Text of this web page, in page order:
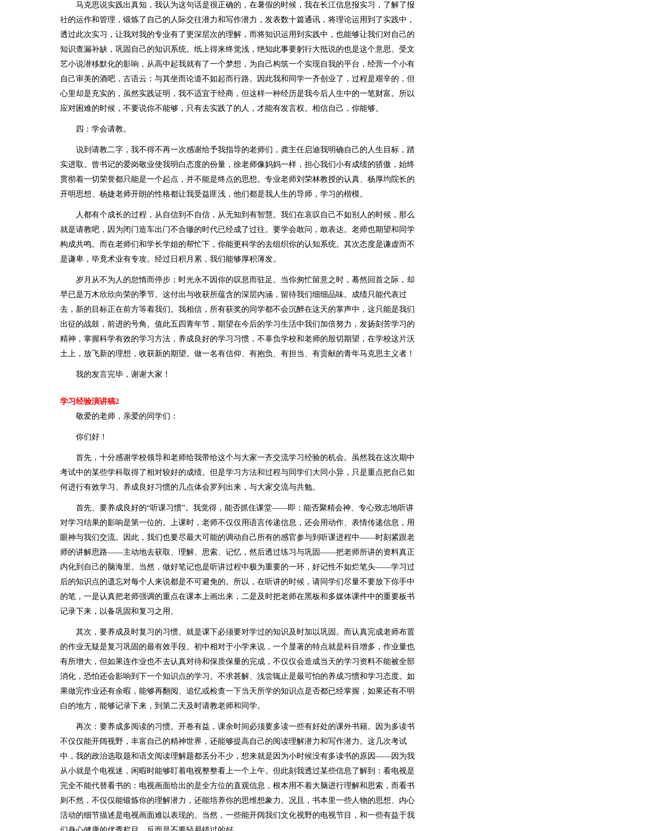
马克思说实践出真知，我认为这句话是很正确的，在暑假的时候，我在长江信息报实习，了解了报
社的运作和管理，锻炼了自己的人际交往潜力和写作潜力，发表数十篇通讯，将理论运用到了实践中，
透过此次实习，让我对我的专业有了更深层次的理解，而将知识运用到实践中，也能够让我们对自己的
知识查漏补缺，巩固自己的知识系统。纸上得来终觉浅，绝知此事要躬行大抵说的也是这个意思。受文
艺小说潜移默化的影响，从高中起我就有了一个梦想，为自己构筑一个实现自我的平台，经营一个小有
自己审美的酒吧，古语云：与其坐而论道不如起而行路。因此我和同学一齐创业了，过程是艰辛的，但
心里却是充实的，虽然实践证明，我不适宜于经商，但这样一种经历是我今后人生中的一笔财富。所以
应对困难的时候，不要说你不能够，只有去实践了的人，才能有发言权。相信自己，你能够。
四：学会请教。
说到请教二字，我不得不再一次感谢给予我指导的老师们，龚主任启迪我明确自己的人生目标，踏
实进取。曾书记的爱岗敬业使我明白态度的份量，徐老师像妈妈一样，担心我们小有成绩的骄傲，始终
贯彻着一切荣誉都只能是一个起点，并不能是终点的思想。专业老师刘荣林教授的认真、杨厚均院长的
开明思想、杨婕老师开朗的性格都让我受益匪浅，他们都是我人生的导师，学习的楷模。
人都有个成长的过程，从自信到不自信，从无知到有智慧。我们在哀叹自己不如别人的时候，那么
就是请教吧，因为闭门造车出门不合辙的时代已经成了过往。要学会敢问，敢表达。老师也期望和同学
构成共鸣。而在老师们和学长学姐的帮忙下，你能更科学的去组织你的认知系统。其次态度是谦虚而不
是谦卑，毕竟术业有专攻。经过日积月累，我们能够厚积薄发。
岁月从不为人的怠惰而停步；时光永不因你的叹息而驻足。当你匆忙留意之时，蓦然回首之际，却
早已是万木欣欣向荣的季节。这付出与收获所蕴含的深层内涵，留待我们细细品味。成绩只能代表过
去，新的目标正在前方等着我们。我相信，所有获奖的同学都不会沉醉在这天的掌声中，这只能是我们
出征的战鼓，前进的号角。值此五四青年节，期望在今后的学习生活中我们加倍努力，发扬刻苦学习的
精神，掌握科学有效的学习方法，养成良好的学习习惯，不辜负学校和老师的殷切期望，在学校这片沃
土上，放飞新的理想，收获新的期望。做一名有信仰、有抱负、有担当、有贡献的青年马克思主义者！
我的发言完毕，谢谢大家！
学习经验演讲稿2
敬爱的老师，亲爱的同学们：
你们好！
首先，十分感谢学校领导和老师给我带给这个与大家一齐交流学习经验的机会。虽然我在这次期中
考试中的某些学科取得了相对较好的成绩。但是学习方法和过程与同学们大同小异，只是重点把自己如
何进行有效学习、养成良好习惯的几点体会罗列出来，与大家交流与共勉。
首先、要养成良好的“听课习惯”。我觉得，能否抓住课堂——即：能否聚精会神、专心致志地听讲
对学习结果的影响是第一位的。上课时，老师不仅仅用语言传递信息，还会用动作、表情传递信息，用
眼神与我们交流。因此，我们也要尽最大可能的调动自己所有的感官参与到听课进程中——时刻紧跟老
师的讲解思路——主动地去获取、理解、思索、记忆，然后透过练习与巩固——把老师所讲的资料真正
内化到自己的脑海里。当然，做好笔记也是听讲过程中极为重要的一环，好记性不如烂笔头——学习过
后的知识点的遗忘对每个人来说都是不可避免的。所以，在听讲的时候，请同学们尽量不要放下你手中
的笔，一是认真把老师强调的重点在课本上画出来，二是及时把老师在黑板和多媒体课件中的重要板书
记录下来，以备巩固和复习之用。
其次，要养成及时复习的习惯。就是课下必须要对学过的知识及时加以巩固。而认真完成老师布置
的作业无疑是复习巩固的最有效手段。初中相对于小学来说，一个显著的特点就是科目增多，作业量也
有所增大，但如果连作业也不去认真对待和保质保量的完成，不仅仅会造成当天的学习资料不能被全部
消化，恐怕还会影响到下一个知识点的学习。不求甚解、浅尝辄止是最可怕的养成习惯和学习态度。如
果做完作业还有余暇，能够再翻阅、追忆或检查一下当天所学的知识点是否都已经掌握，如果还有不明
白的地方，能够记录下来，到第二天及时请教老师和同学。
再次：要养成多阅读的习惯。开卷有益，课余时间必须要多读一些有好处的课外书籍。因为多读书
不仅仅能开阔视野，丰富自己的精神世界，还能够提高自己的阅读理解潜力和写作潜力。这几次考试
中，我的政治选取题和语文阅读理解题都丢分不少，想来就是因为小时候没有多读书的原因——因为我
从小就是个电视迷，闲暇时能够盯着电视整整看上一个上午。但此刻我透过某些信息了解到：看电视是
完全不能代替看书的：电视画面给出的是全方位的直观信息，根本用不着大脑进行理解和思索，而看书
则不然，不仅仅能锻炼你的理解潜力，还能培养你的思维想象力。况且，书本里一些人物的思想、内心
活动的细节描述是电视画面难以表现的。当然，一些能开阔我们文化视野的电视节目，和一些有益于我